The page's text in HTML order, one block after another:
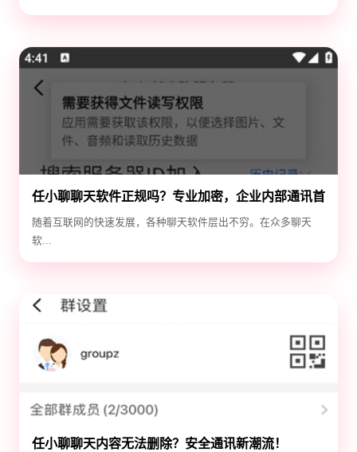
任小聊聊天软件正规吗？专业加密，企业内部通讯首
选！
随着互联网的快速发展，各种聊天软件层出不穷。在众多聊天
软...
任小聊聊天内容无法删除？安全通讯新潮流！